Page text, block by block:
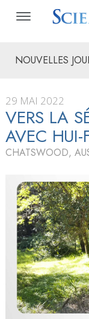
NOUVELLES
29 MAI 2022
VERS LA
AVEC
CHATSWOOD,